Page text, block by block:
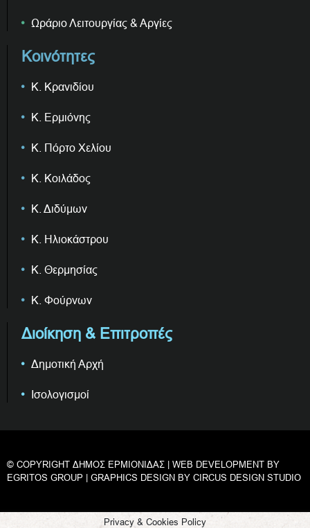
Ωράριο Λειτουργίας & Αργίες
Κοινότητες
Κ. Κρανιδίου
Κ. Ερμιόνης
Κ. Πόρτο Χελίου
Κ. Κοιλάδος
Κ. Διδύμων
Κ. Ηλιοκάστρου
Κ. Θερμησίας
Κ. Φούρνων
Διοίκηση & Επιτροπές
Δημοτική Αρχή
Ισολογισμοί
© COPYRIGHT ΔΗΜΟΣ ΕΡΜΙΟΝΙΔΑΣ | WEB DEVELOPMENT BY
EGRITOS GROUP | GRAPHICS DESIGN BY CIRCUS DESIGN STUDIO
Privacy & Cookies Policy